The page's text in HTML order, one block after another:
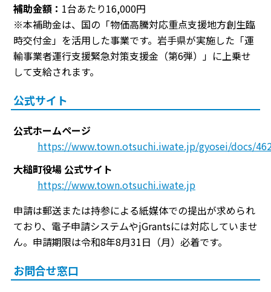
補助金額： 1台あたり16,000円
※本補助金は、国の「物価高騰対応重点支援地方創生臨
時交付金」を活用した事業です。岩手県が実施した「運
輸事業者運行支援緊急対策支援金（第6弾）」に上乗せ
して支給されます。
公式サイト
公式ホームページ
https://www.town.otsuchi.iwate.jp/gyosei/docs/
大槌町役場 公式サイト
https://www.town.otsuchi.iwate.jp
申請は郵送または持参による紙媒体での提出が求められ
ており、電子申請システムやjGrantsには対応していませ
ん。申請期限は令和8年8月31日（月）必着です。
お問合せ窓口